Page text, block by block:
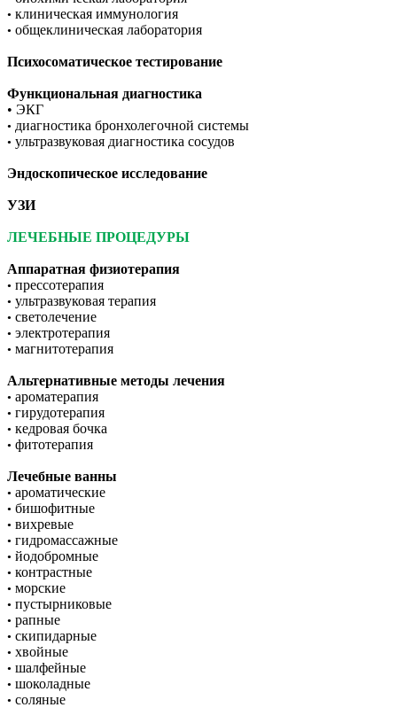
• клиническая иммунология
• общеклиническая лаборатория
Психосоматическое тестирование
Функциональная диагностика
• ЭКГ
• диагностика бронхолегочной системы
• ультразвуковая диагностика сосудов
Эндоскопическое исследование
УЗИ
ЛЕЧЕБНЫЕ ПРОЦЕДУРЫ
Аппаратная физиотерапия
• прессотерапия
• ультразвуковая терапия
• светолечение
• электротерапия
• магнитотерапия
Альтернативные методы лечения
• ароматерапия
• гирудотерапия
• кедровая бочка
• фитотерапия
Лечебные ванны
• ароматические
• бишофитные
• вихревые
• гидромассажные
• йодобромные
• контрастные
• морские
• пустырниковые
• рапные
• скипидарные
• хвойные
• шалфейные
• шоколадные
• соляные